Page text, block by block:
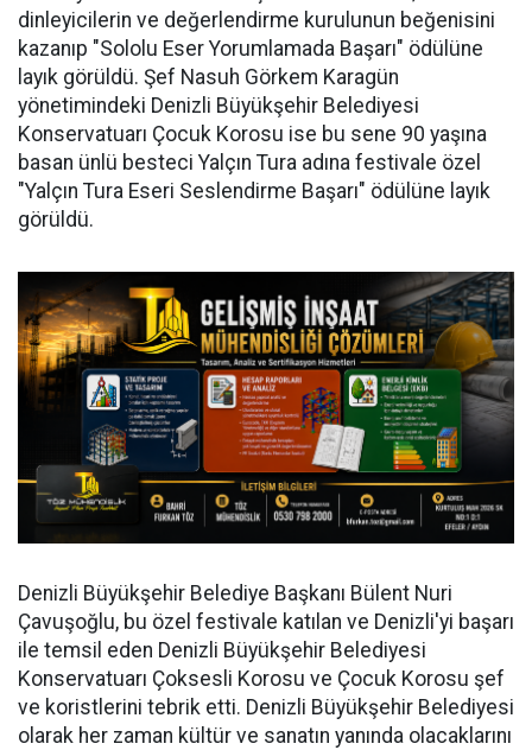
dinleyicilerin ve değerlendirme kurulunun beğenisini
kazanıp "Sololu Eser Yorumlamada Başarı" ödülüne
layık görüldü. Şef Nasuh Görkem Karagün
yönetimindeki Denizli Büyükşehir Belediyesi
Konservatuarı Çocuk Korosu ise bu sene 90 yaşına
basan ünlü besteci Yalçın Tura adına festivale özel
"Yalçın Tura Eseri Seslendirme Başarı" ödülüne layık
görüldü.
Denizli Büyükşehir Belediye Başkanı Bülent Nuri
Çavuşoğlu, bu özel festivale katılan ve Denizli'yi başarı
ile temsil eden Denizli Büyükşehir Belediyesi
Konservatuarı Çoksesli Korosu ve Çocuk Korosu şef
ve koristlerini tebrik etti. Denizli Büyükşehir Belediyesi
olarak her zaman kültür ve sanatın yanında olacaklarını